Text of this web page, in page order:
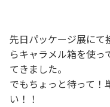
先日パッケージ展にて
らキャラメル箱を使
てきました。
でもちょっと待って！
い！！